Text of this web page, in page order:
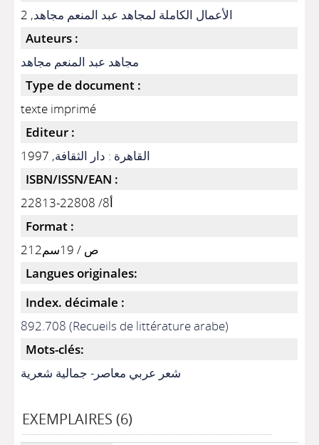
الأعمال الكاملة لمجاهد عبد المنعم مجاهد, 2
Auteurs :
مجاهد عبد المنعم مجاهد
Type de document :
texte imprimé
Editeur :
القاهرة : دار الثقافة, 1997
ISBN/ISSN/EAN :
أ8/ 22808-22813
Format :
212ص / 19سم
Langues originales:
Index. décimale :
892.708 (Recueils de littérature arabe)
Mots-clés:
شعر عربي معاصر- جمالية شعرية
EXEMPLAIRES (6)